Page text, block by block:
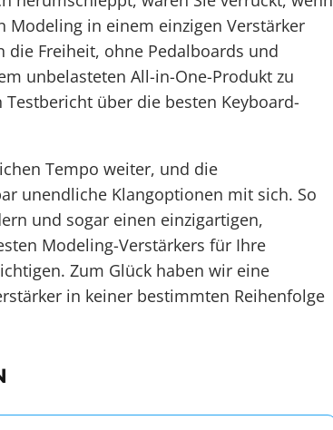
Modeling in einem einzigen Verstärker
Freiheit, ohne Pedalboards und
unbelasteten All-in-One-Produkt zu
Testbericht über die besten Keyboard-
Tempo weiter, und die
unendliche Klangoptionen mit sich. So
und sogar einen einzigartigen,
Modeling-Verstärkers für Ihre
Zum Glück haben wir eine
in keiner bestimmten Reihenfolge